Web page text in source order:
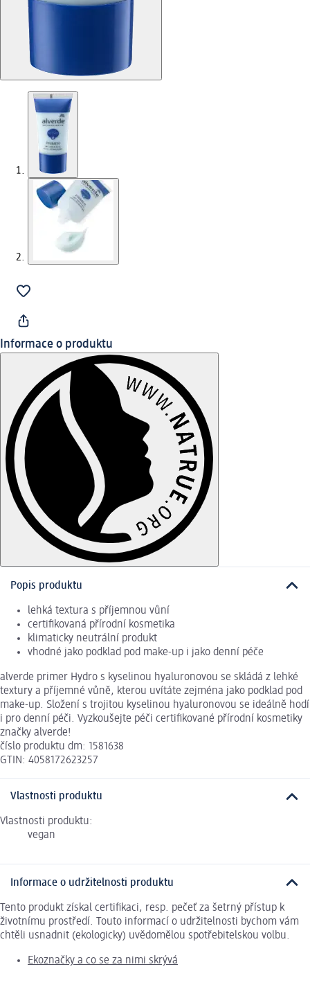
Informace o produktu
Popis produktu
lehká textura s příjemnou vůní
certifikovaná přírodní kosmetika
klimaticky neutrální produkt
vhodné jako podklad pod make-up i jako denní péče
alverde primer Hydro s kyselinou hyaluronovou se skládá z lehké
textury a příjemné vůně, kterou uvítáte zejména jako podklad pod
make-up. Složení s trojitou kyselinou hyaluronovou se ideálně hodí
i pro denní péči. Vyzkoušejte péči certifikované přírodní kosmetiky
značky alverde!
číslo produktu dm: 1581638
GTIN: 4058172623257
Vlastnosti produktu
Vlastnosti produktu:
vegan
Informace o udržitelnosti produktu
Tento produkt získal certifikaci, resp. pečeť za šetrný přístup k
životnímu prostředí. Touto informací o udržitelnosti bychom vám
chtěli usnadnit (ekologicky) uvědomělou spotřebitelskou volbu.
Ekoznačky a co se za nimi skrývá